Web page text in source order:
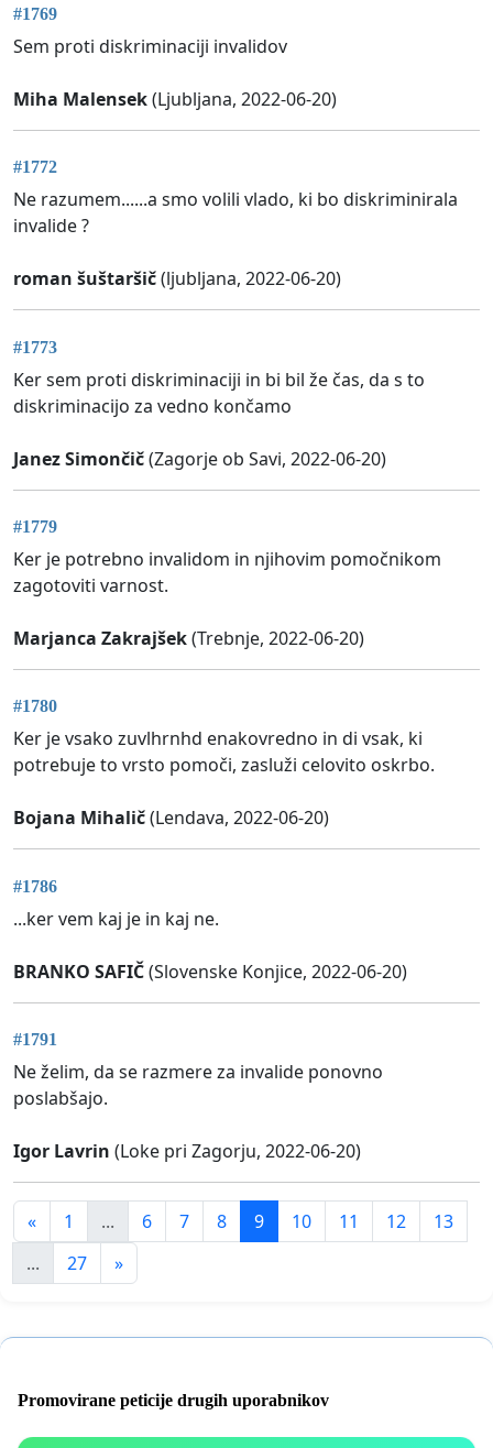
#1769
Sem proti diskriminaciji invalidov
Miha Malensek(Ljubljana, 2022-06-20)
#1772
Ne razumem......a smo volili vlado, ki bo diskriminirala
invalide ?
roman šuštaršič(ljubljana, 2022-06-20)
#1773
Ker sem proti diskriminaciji in bi bil že čas, da s to
diskriminacijo za vedno končamo
Janez Simončič(Zagorje ob Savi, 2022-06-20)
#1779
Ker je potrebno invalidom in njihovim pomočnikom
zagotoviti varnost.
Marjanca Zakrajšek(Trebnje, 2022-06-20)
#1780
Ker je vsako zuvlhrnhd enakovredno in di vsak, ki
potrebuje to vrsto pomoči, zasluži celovito oskrbo.
Bojana Mihalič(Lendava, 2022-06-20)
#1786
...ker vem kaj je in kaj ne.
BRANKO SAFIČ(Slovenske Konjice, 2022-06-20)
#1791
Ne želim, da se razmere za invalide ponovno
poslabšajo.
Igor Lavrin (Loke pri Zagorju, 2022-06-20)
« 1 ... 6 7 8 9 10 11 12
13
...
27 »
Promovirane peticije drugih uporabnikov